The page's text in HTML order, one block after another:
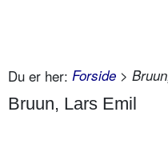
Du er her: Forside >
Bruun, Lars Emil